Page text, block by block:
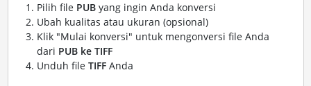
Pilih file PUByang ingin Anda konversi
Ubah kualitas atau ukuran (opsional)
Klik "Mulai konversi" untuk mengonversi file Anda
dari PUB ke TIFF
Unduh file TIFFAnda